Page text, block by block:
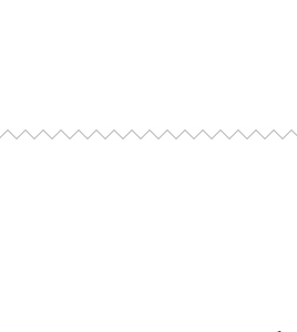
420°F,